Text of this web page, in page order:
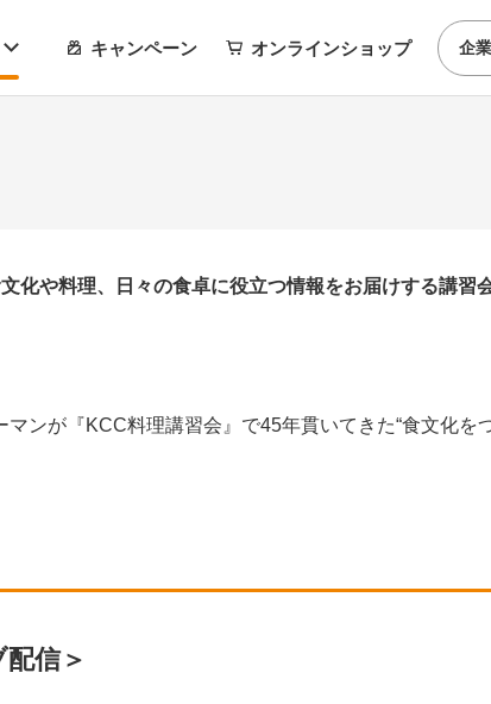
キャンペーン オンラインショップ 企
や料理、日々の食卓に役立つ情報をお届けする講習
ンが『KCC料理講習会』で45年貫いてきた“食文化をつ
信＞